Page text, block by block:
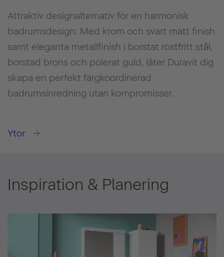
Attraktiv designalternativ för en harmonisk
badrumsdesign: Med krom och svart matt finish
samt eleganta metallfinish i borstat rostfritt stål,
borstad brons och polerat guld, låter Duravit dig
skapa en perfekt färgkoordinerad
badrumsinredning utan kompromisser.
Ytor
Inspiration & Planering